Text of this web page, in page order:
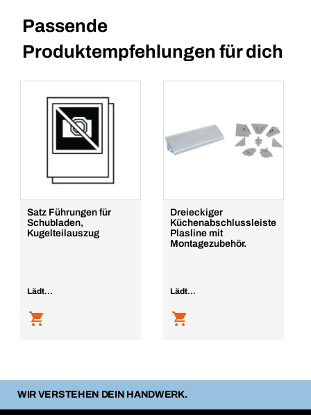
Passende
Produktempfehlungen für dich
Satz Führungen für
Schubladen,
Kugelteilauszug
Lädt...
Dreieckiger
Küchenabschlussleiste
Plasline mit
Montagezubehör.
Lädt...
WIR VERSTEHEN DEIN HANDWERK.